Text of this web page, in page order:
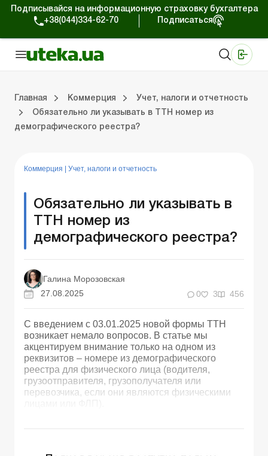
Подписывайся на информационную страховку бухгалтера
+38(044)334-62-70
Подписаться
Главная Коммерция
Учет, налоги и отчетность
Обязательно ли указывать в ТТН номер из
демографического реестра?
Коммерция Учет, налоги и отчетность
Обязательно ли указывать в
ТТН номер из
демографического реестра?
Галина Морозовская
27.08.2025
0 3 456
С введением с 03.01.2025 новой формы ТТН
возникает немало вопросов. В статье мы
акцентируем внимание только на одном из
реквизитов – номере из демографического
реестра для физического лица (водителя,
грузоотправителя, грузополучателя или
перевозчика, если они являются физическими